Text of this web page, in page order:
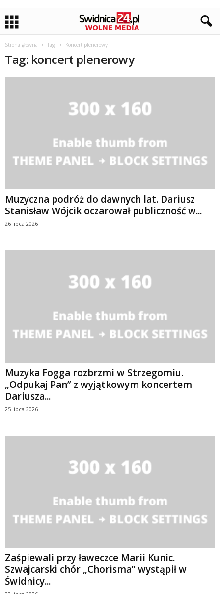
Strona główna Tagi Koncert plenerowy
Tag: koncert plenerowy
Muzyczna podróż do dawnych lat. Dariusz
Stanisław Wójcik oczarował publiczność w...
26 lipca 2026
Muzyka Fogga rozbrzmi w Strzegomiu.
„Odpukaj Pan” z wyjątkowym koncertem
Dariusza...
25 lipca 2026
Zaśpiewali przy ławeczce Marii Kunic.
Szwajcarski chór „Chorisma” wystąpił w
Świdnicy...